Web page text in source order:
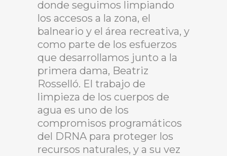
donde seguimos limpiando
los accesos a la zona, el
balneario y el área recreativa, y
como parte de los esfuerzos
que desarrollamos junto a la
primera dama, Beatriz
Rosselló. El trabajo de
limpieza de los cuerpos de
agua es uno de los
compromisos programáticos
del DRNA para proteger los
recursos naturales, y a su vez